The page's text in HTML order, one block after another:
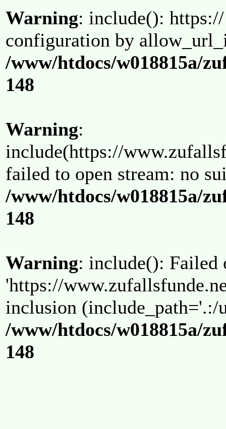
Warning: include():
configuration by
/www/htdocs/w018815a/
148
Warning:
include(https://
failed to open stream: no
/www/htdocs/w018815a/
148
Warning: include(): Failed
'https://
inclusion (include_path='.:/
/www/htdocs/w018815a/
148